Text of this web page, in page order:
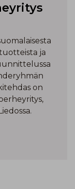
ja
on